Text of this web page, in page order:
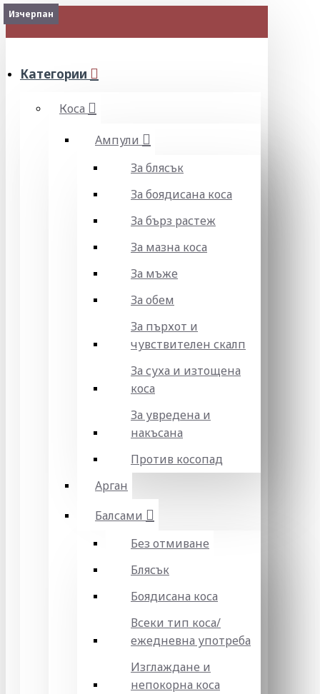
МЕНЮ
Категории
Коса
Ампули
За блясък
За боядисана коса
За бърз растеж
За мазна коса
За мъже
За обем
За пърхот и
чувствителен скалп
За суха и изтощена
коса
За увредена и
накъсана
Против косопад
Арган
Балсами
Без отмиване
Блясък
Боядисана коса
Всеки тип коса/
ежедневна употреба
Изглаждане и
непокорна коса
Изчерпан